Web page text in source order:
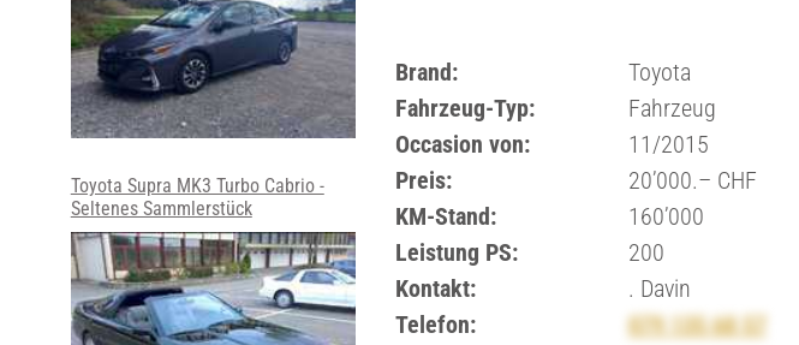
Brand:
Toyota
Fahrzeug-Typ:
Fahrzeug
Occasion von:
11/2015
Preis:
20’000.– CHF
KM-Stand:
160’000
Leistung PS:
200
Kontakt:
. Davin
Telefon:
079 135 68 57
Toyota Supra MK3 Turbo Cabrio -
Seltenes Sammlerstück